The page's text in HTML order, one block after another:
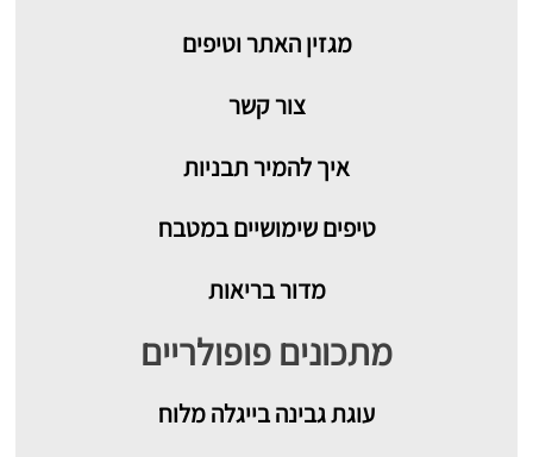
מגזין האתר וטיפים
צור קשר
איך להמיר תבניות
טיפים שימושיים במטבח
מדור בריאות
מתכונים פופולריים
עוגת גבינה בייגלה מלוח